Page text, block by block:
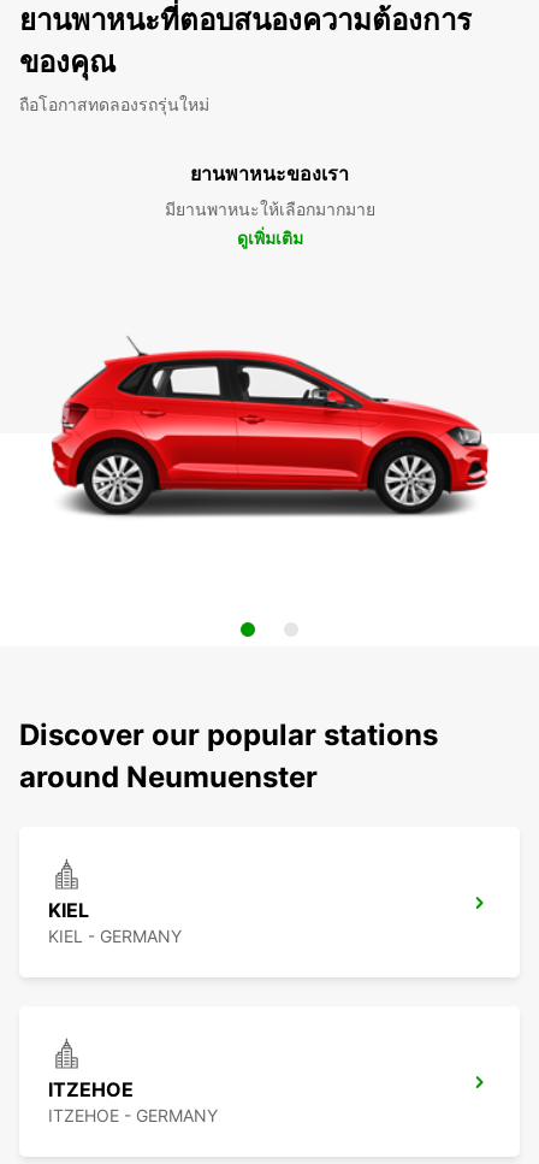
ยานพาหนะที่ตอบสนองความต้องการ
ของคุณ
ถือโอกาสทดลองรถรุ่นใหม่
ยานพาหนะของเรา
มียานพาหนะให้เลือกมากมาย
ดูเพิ่มเติม
Discover our popular stations
around Neumuenster
KIEL
KIEL - GERMANY
ITZEHOE
ITZEHOE - GERMANY